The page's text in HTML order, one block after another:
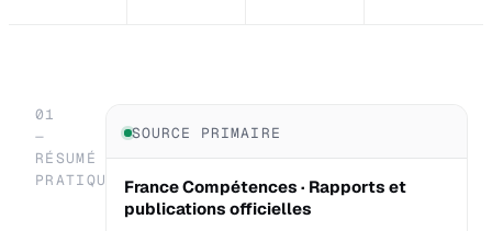
01
—
RÉSUMÉ
PRATIQUE
SOURCE PRIMAIRE
France Compétences · Rapports et
publications officielles